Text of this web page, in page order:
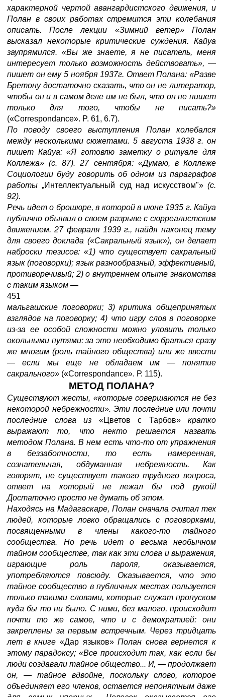
характерной чертой авангардистского движения, и
Полан в своих работах стремится эти колебания
описать. После лекции «Зимний ветер» Полан
высказал некоторые критические суждения. Кайуа
заупрямился. «Вы же знаете, я не писатель, меня
интересует только возможность действовать», —
пишет он ему 5 ноября 1937г. Ответ Полана: «Разве
Бретону достаточно сказать, что он не литератор,
чтобы он и в самом деле им не был, что он не пишет
только для того, чтобы не писать?»
(«Correspondance». P. 61, 6.7).
По поводу своего выступления Полан колебался
между несколькими сюжетами. 5 августа 1938 г. он
пишет Кайуа: «Я готовлю заметку о ритуале для
Коллежа» (с. 87). 27 сентября: «Думаю, в Коллеже
Социологии буду говорить об одном из параграфов
работы„Интеллектуальный суд над искусством"»(с.
92).
Речь идет о брошюре, в которой в июне 1935 г. Кайуа
публично объявил о своем разрыве с сюрреалистским
движением. 27 февраля 1939 г., найдя наконец тему
для своего доклада («Сакральный язык»), он делает
наброски тезисов: «1) что существует сакральный
язык (поговорки); язык разнообразный, эффективный,
противоречивый; 2) о внутреннем опыте знакомства
с таким языком —
451
мальгашские поговорки; 3) критика общепринятых
взглядов на поговорку; 4) что игру слов в поговорке
из-за ее особой сложности можно уловить только
окольными путями: за это необходимо браться сразу
же многим (роль тайного общества) или же ввести
—если мы еще не обладаем им — понятие
сакрального» («Correspondance». Р. 115).
МЕТОД ПОЛАНА?
Существуют жесты, «которые совершаются не без
некоторой небрежности». Эти последние или почти
последние слова из «Цветов с Тарбов» кратко
выражают то, что некто решается назвать
методом Полана. В нем есть что-то от упражнения
в беззаботности, то есть намеренная,
сознательная, обдуманная небрежность. Как
говорят, не существует такого трудного вопроса,
ответ на который не лежал бы под рукой!
Достаточно просто не думать об этом.
Находясь на Мадагаскаре, Полан сначала считал тех
людей, которые ловко обращались с поговорками,
посвященными в члены какого-то тайного
сообщества. Но речь идет о весьма необычном
тайном сообществе, так как эти слова и выражения,
играющие роль пароля, оказывается,
употребляются повсюду. Оказывается, что это
тайное сообщество в публичных местах пользуется
только такими словами, которые служат пропуском
куда бы то ни было. С ними, без малого, происходит
почти то же самое, что и с демократией: они
закреплены за первым встречным. Через тридцать
лет в книге «Дар языков»Полан снова вернется к
этому парадоксу; «Все происходит так, как если бы
люди создавали тайное общество... И, — продолжает
он, — тайное вдвойне, поскольку слово, которое
объединяет его членов, остается непонятным даже